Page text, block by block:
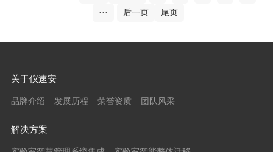
···
后一页 尾页
关于仪速安
品牌介绍 发展历程 荣誉资质 团队风采
解决方案